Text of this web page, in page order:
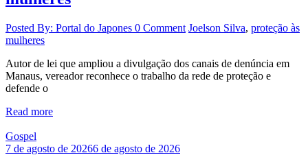
Posted By: Portal do Japones 0 Comment Joelson Silva, proteção às
mulheres
Autor de lei que ampliou a divulgação dos canais de denúncia em
Manaus, vereador reconhece o trabalho da rede de proteção e
defende o
Read more
Gospel
7 de agosto de 20266 de agosto de 2026